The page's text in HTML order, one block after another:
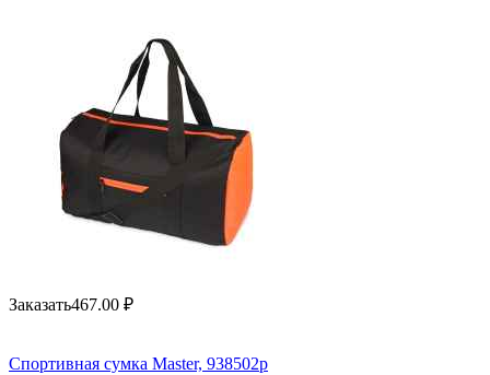
Заказать467.00 ₽
Спортивная сумка Master, 938502p